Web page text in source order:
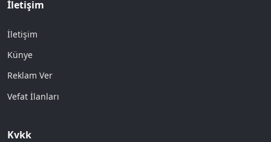
İletişim
İletişim
Künye
Reklam Ver
Vefat İlanları
Kvkk